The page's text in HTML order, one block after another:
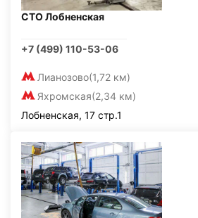
СТО Лобненская
+7 (499) 110-53-06
Лианозово(1,72 км)
Яхромская(2,34 км)
Лобненская, 17 стр.1